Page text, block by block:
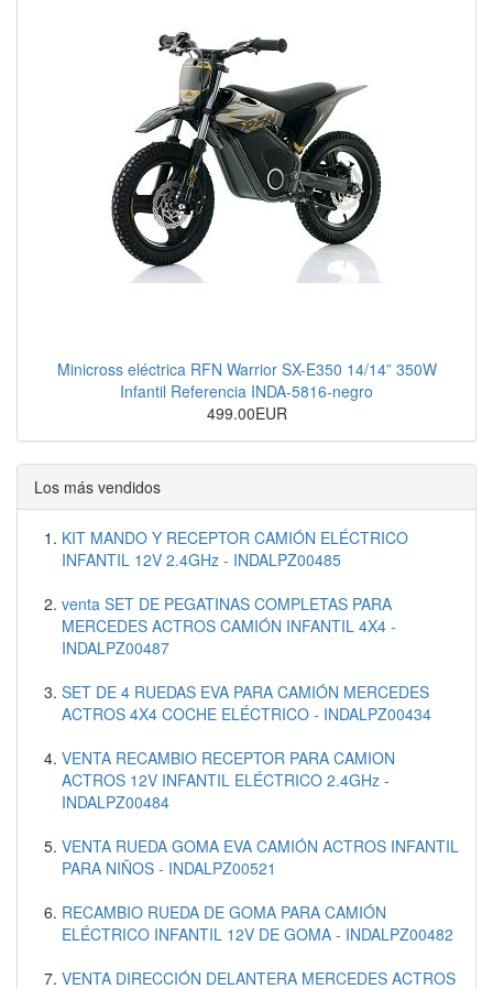
Minicross eléctrica RFN Warrior SX-E350 14/14” 350W
Infantil Referencia INDA-5816-negro
499.00EUR
Los más vendidos
KIT MANDO Y RECEPTOR CAMIÓN ELÉCTRICO
INFANTIL 12V 2.4GHz - INDALPZ00485
venta SET DE PEGATINAS COMPLETAS PARA
MERCEDES ACTROS CAMIÓN INFANTIL 4X4 -
INDALPZ00487
SET DE 4 RUEDAS EVA PARA CAMIÓN MERCEDES
ACTROS 4X4 COCHE ELÉCTRICO - INDALPZ00434
VENTA RECAMBIO RECEPTOR PARA CAMION
ACTROS 12V INFANTIL ELÉCTRICO 2.4GHz -
INDALPZ00484
VENTA RUEDA GOMA EVA CAMIÓN ACTROS INFANTIL
PARA NIÑOS - INDALPZ00521
RECAMBIO RUEDA DE GOMA PARA CAMIÓN
ELÉCTRICO INFANTIL 12V DE GOMA - INDALPZ00482
VENTA DIRECCIÓN DELANTERA MERCEDES ACTROS